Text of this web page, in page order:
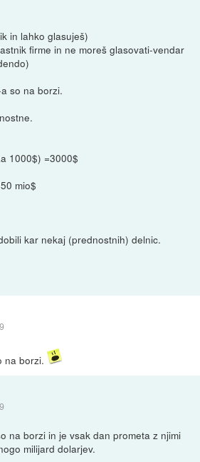
in lahko glasuješ)
firme in ne moreš glasovati-vendar
so na borzi.
1000$) =3000$
mio$
kar nekaj (prednostnih) delnic.
na borzi.
na borzi in je vsak dan prometa z njimi
milijard dolarjev.